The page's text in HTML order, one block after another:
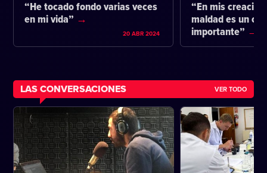
“He tocado fondo varias veces
en mi vida”
20 ABR 2024
“En mis
maldad es un
importante”
LAS CONVERSACIONES VER TODO